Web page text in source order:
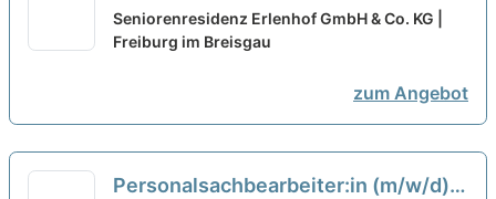
(80%) - Werde Teil unseres Teams!
neu
Seniorenresidenz Erlenhof GmbH & Co. KG |
Freiburg im Breisgau
zum Angebot
Personalsachbearbeiter:in (m/w/d)